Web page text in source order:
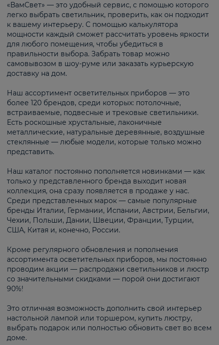
«ВамСвет» — это удобный сервис, с помощью которого
легко выбрать светильник, проверить, как он подходит
к вашему интерьеру. С помощью калькулятора
мощности каждый сможет рассчитать уровень яркости
для любого помещения, чтобы убедиться в
правильности выбора. Забрать товар можно
самовывозом в шоу-руме или заказать курьерскую
доставку на дом.
Наш ассортимент осветительных приборов — это
более 120 брендов, среди которых: потолочные,
встраиваемые, подвесные и трековые светильники.
Есть роскошные хрустальные, лаконичные
металлические, натуральные деревянные, воздушные
стеклянные — любые модели, которые только можно
представить.
Наш каталог постоянно пополняется новинками — как
только у представленного бренда выходит новая
коллекция, она сразу появляется в продаже у нас.
Среди представленных марок — самые популярные
бренды Италии, Германии, Испании, Австрии, Бельгии,
Чехии, Польши, Дании, Швеции, Франции, Турции,
США, Китая и, конечно, России.
Кроме регулярного обновления и пополнения
ассортимента осветительных приборов, мы постоянно
проводим акции — распродажи светильников и люстр
со значительными скидками — порой они достигают
90%!
Это отличная возможность дополнить свой интерьер
настольной лампой или торшером, купить люстру,
выбрать подарок или полностью обновить свет во всем
доме.